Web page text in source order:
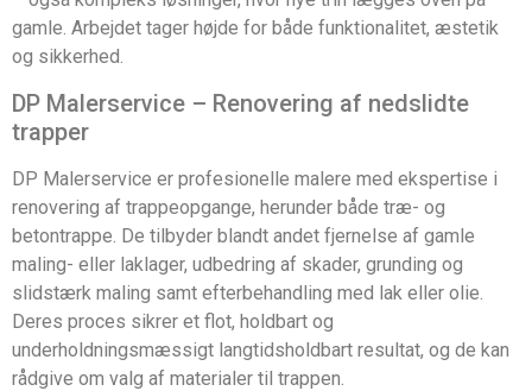
gamle. Arbejdet tager højde for både funktionalitet, æstetik
og sikkerhed.
DP Malerservice – Renovering af nedslidte
trapper
DP Malerservice er profesionelle malere med ekspertise i
renovering af trappeopgange, herunder både træ- og
betontrappe. De tilbyder blandt andet fjernelse af gamle
maling- eller laklager, udbedring af skader, grunding og
slidstærk maling samt efterbehandling med lak eller olie.
Deres proces sikrer et flot, holdbart og
underholdningsmæssigt langtidsholdbart resultat, og de kan
rådgive om valg af materialer til trappen.